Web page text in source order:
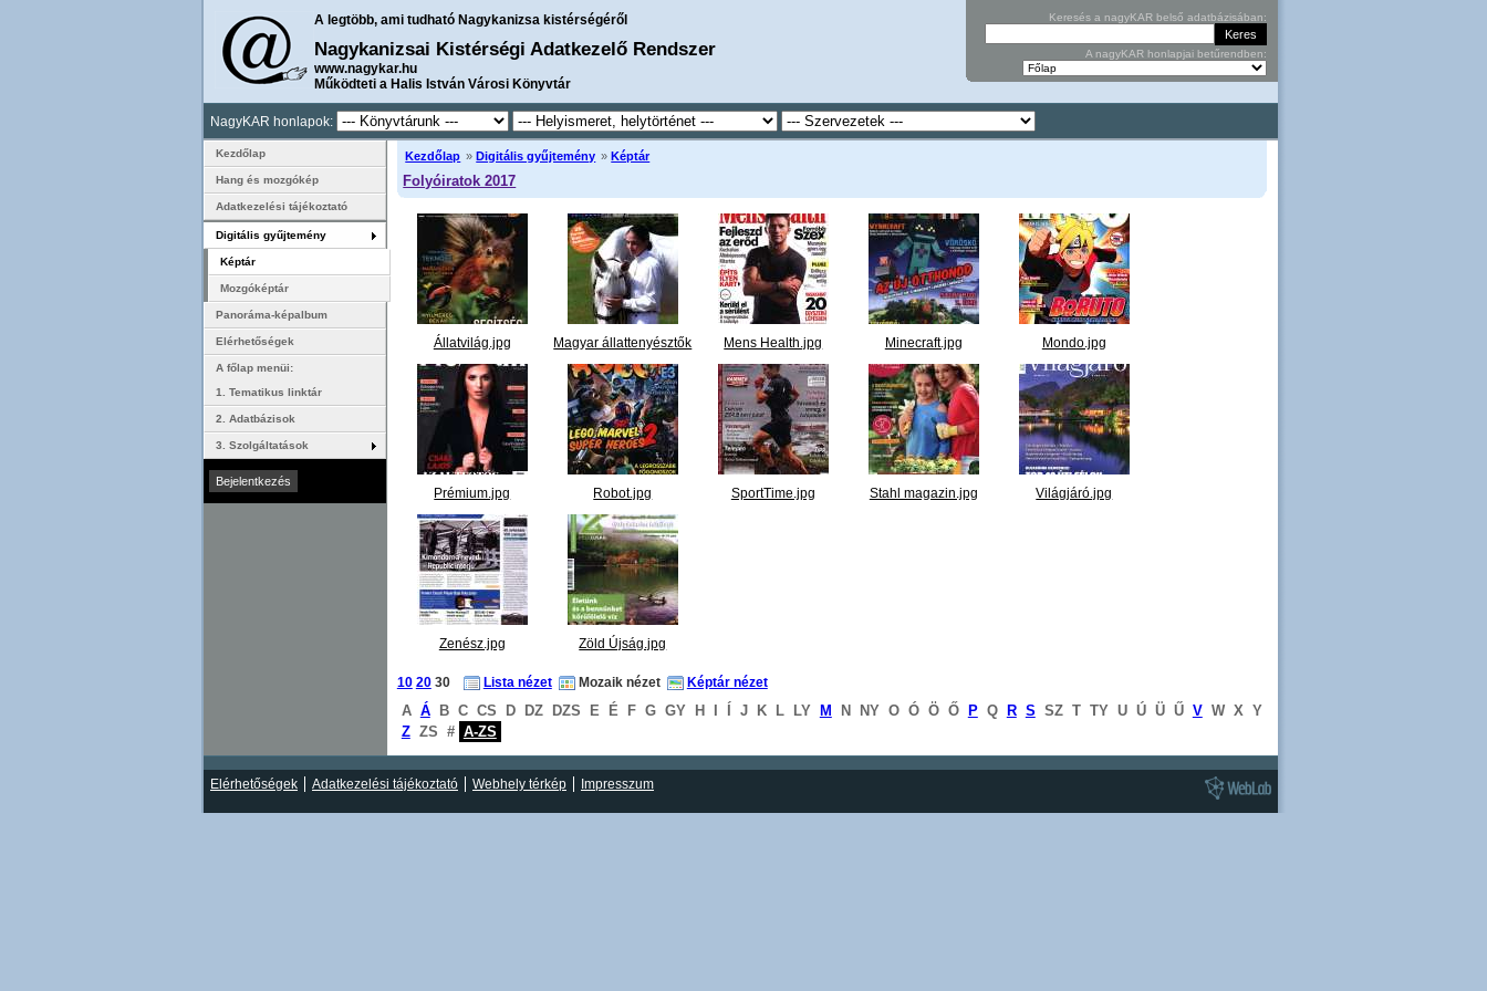
A legtöbb, ami tudható Nagykanizsa kistérségéről
Nagykanizsai Kistérségi Adatkezelő Rendszer
www.nagykar.hu
Működteti a Halis István Városi Könyvtár
Keresés a nagyKAR belső adatbázisában:
A nagyKAR honlapjai betűrendben:
NagyKAR honlapok:
Kezdőlap » Digitális gyűjtemény » Képtár
Folyóiratok 2017
Állatvilág.jpg
Magyar állattenyésztők
lapja.jpg
Mens Health.jpg Minecraft.jpg Mondo.jpg
Prémium.jpg Robot.jpg SportTime.jpg Stahl magazin.jpg Világjáró.jpg
Zenész.jpg Zöld Újság.jpg
10 20 30 Lista nézet Mozaik nézet Képtár nézet
A Á B C CS D DZ DZS E É F G GY H I Í J K L LY M N NY O Ó Ö Ő P Q R S SZ T TY U Ú Ü Ű V W X Y
Z ZS # A-ZS
Kezdőlap
Hang és mozgókép
Adatkezelési tájékoztató
Digitális gyűjtemény
Képtár
Mozgóképtár
Panoráma-képalbum
Elérhetőségek
A főlap menüi:
1. Tematikus linktár
2. Adatbázisok
3. Szolgáltatások
Elérhetőségek Adatkezelési tájékoztató Webhely térkép Impresszum